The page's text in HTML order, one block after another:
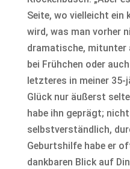
Seite, wo vielleicht ein
wird, was man vorher
dramatische, mitunter
bei Frühchen oder
letzteres in meiner
Glück nur äußerst
habe ihn geprägt;
selbstverständlich,
Geburtshilfe habe er
dankbaren Blick auf